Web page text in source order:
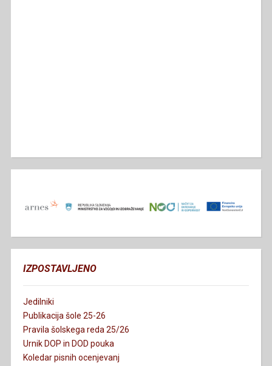
IZPOSTAVLJENO
Jedilniki
Publikacija šole 25-26
Pravila šolskega reda 25/26
Urnik DOP in DOD pouka
Koledar pisnih ocenjevanj